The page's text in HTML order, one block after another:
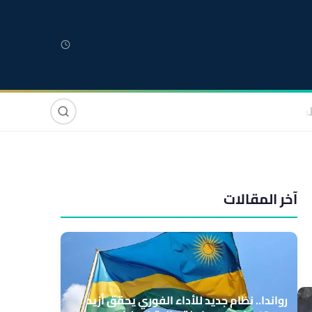
صوت وصورة
آخر المقالات
رواندا.. نظام جديد للأداء الفوري يحقق أزيد